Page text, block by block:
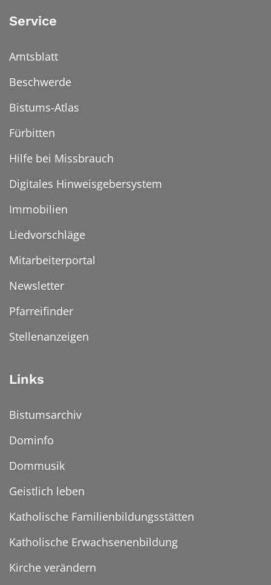
Service
Amtsblatt
Beschwerde
Bistums-Atlas
Fürbitten
Hilfe bei Missbrauch
Digitales Hinweisgebersystem
Immobilien
Liedvorschläge
Mitarbeiterportal
Newsletter
Pfarreifinder
Stellenanzeigen
Links
Bistumsarchiv
Dominfo
Dommusik
Geistlich leben
Katholische Familienbildungsstätten
Katholische Erwachsenenbildung
Kirche verändern